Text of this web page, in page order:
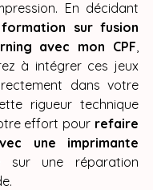
En décidant
sur fusion
avec mon CPF
à intégrer ces jeux
dans votre
rigueur technique
effort pour refaire
une imprimante
sur une réparation